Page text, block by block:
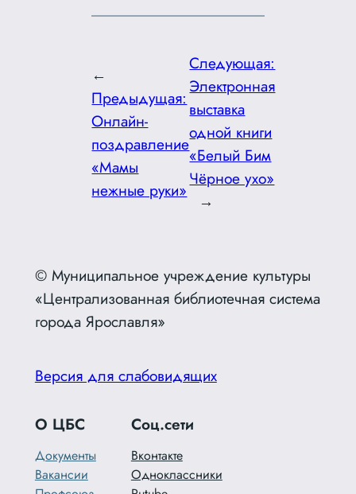
←
Предыдущая:
Онлайн-
поздравление
«Мамы
нежные руки»
Следующая:
Электронная
выставка
одной книги
«Белый Бим
Чёрное ухо»
→
© Муниципальное учреждение культуры
«Централизованная библиотечная система
города Ярославля»
Версия для слабовидящих
О ЦБС
Документы
Вакансии
Соц.сети
Вконтакте
Одноклассники